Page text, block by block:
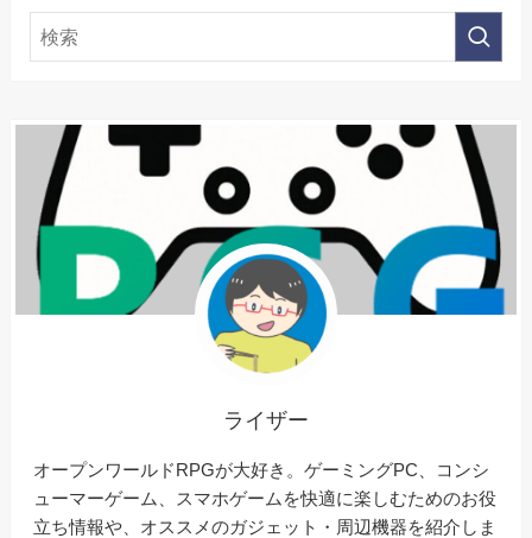
ライザー
オープンワールドRPGが大好き。ゲーミングPC、コンシ
ューマーゲーム、スマホゲームを快適に楽しむためのお役
立ち情報や、オススメのガジェット・周辺機器を紹介しま